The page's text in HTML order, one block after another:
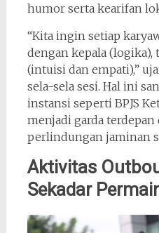
humor serta kearifan
“Kita ingin setiap
dengan kepala (logika),
(intuisi dan empati),”
sela-sela sesi. Hal ini
instansi seperti BPJS
menjadi garda
perlindungan jaminan
Aktivitas
Sekadar